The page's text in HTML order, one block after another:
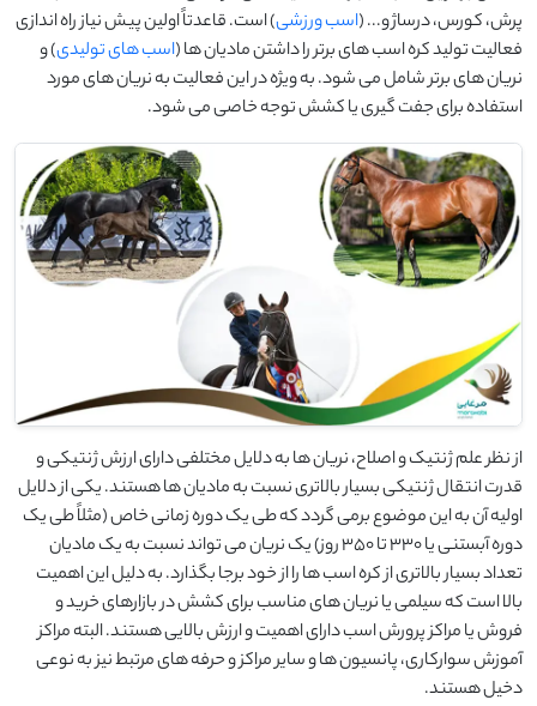
پرش، کورس، درساژ و... (اسب ورزشی) است. قاعدتاً اولین پیش نیاز راه اندازی
فعالیت تولید کره اسب های برتر را داشتن مادیان ها (اسب های تولیدی) و
نریان های برتر شامل می شود. به ویژه در این فعالیت به نریان های مورد
استفاده برای جفت گیری یا کشش توجه خاصی می شود.
از نظر علم ژنتیک و اصلاح، نریان ها به دلایل مختلفی دارای ارزش ژنتیکی و
قدرت انتقال ژنتیکی بسیار بالاتری نسبت به مادیان ها هستند. یکی از دلایل
اولیه آن به این موضوع برمی گردد که طی یک دوره زمانی خاص (مثلاً طی یک
دوره آبستنی یا 330 تا 350 روز) یک نریان می تواند نسبت به یک مادیان
تعداد بسیار بالاتری از کره اسب ها را از خود برجا بگذارد. به دلیل این اهمیت
بالا است که سیلمی یا نریان های مناسب برای کشش در بازارهای خرید و
فروش یا مراکز پرورش اسب دارای اهمیت و ارزش بالایی هستند. البته مراکز
آموزش سوارکاری، پانسیون ها و سایر مراکز و حرفه های مرتبط نیز به نوعی
دخیل هستند.